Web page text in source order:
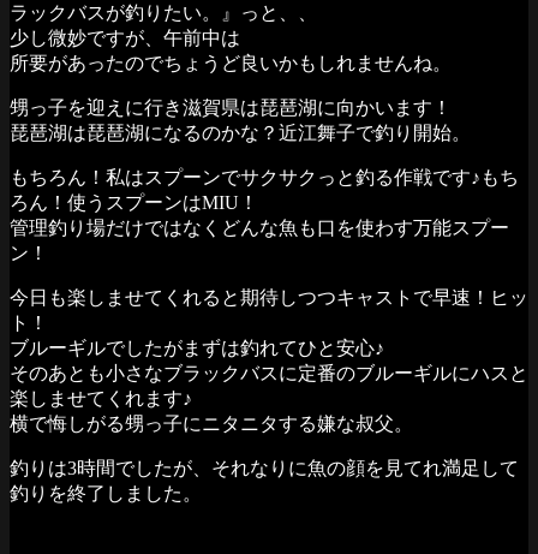
ラックバスが釣りたい。』っと、、
少し微妙ですが、午前中は
所要があったのでちょうど良いかもしれませんね。
甥っ子を迎えに行き滋賀県は琵琶湖に向かいます！
琵琶湖は琵琶湖になるのかな？近江舞子で釣り開始。
もちろん！私はスプーンでサクサクっと釣る作戦です♪もち
ろん！使うスプーンはMIU！
管理釣り場だけではなくどんな魚も口を使わす万能スプー
ン！
今日も楽しませてくれると期待しつつキャストで早速！ヒッ
ト！
ブルーギルでしたがまずは釣れてひと安心♪
そのあとも小さなブラックバスに定番のブルーギルにハスと
楽しませてくれます♪
横で悔しがる甥っ子にニタニタする嫌な叔父。
釣りは3時間でしたが、それなりに魚の顔を見てれ満足して
釣りを終了しました。